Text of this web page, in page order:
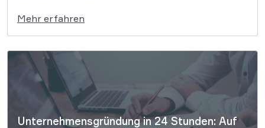
Gleichbehandlungsgesetz Rechtliche Absicherung
beim Einsatz von Künstlicher Intelligenz
Kompetente Beratung im Arbeitsrecht und der KI-
Compliance Der Einsatz von Künstlicher
Intelligenz im Personalwesen und im Alltag birgt
erhebliche […]
Mehr erfahren
Unternehmensgründung in 24 Stunden: Auf